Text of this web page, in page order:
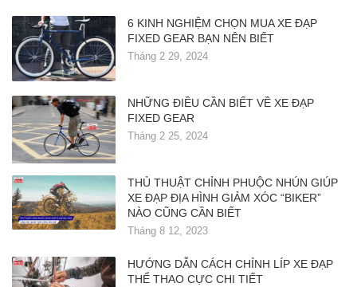
6 KINH NGHIỆM CHỌN MUA XE ĐẠP
FIXED GEAR BẠN NÊN BIẾT
Tháng 2 29, 2024
NHỮNG ĐIỀU CẦN BIẾT VỀ XE ĐẠP
FIXED GEAR
Tháng 2 25, 2024
THỦ THUẬT CHỈNH PHUỘC NHÚN GIÚP
XE ĐẠP ĐỊA HÌNH GIẢM XÓC “BIKER”
NÀO CŨNG CẦN BIẾT
Tháng 8 12, 2023
HƯỚNG DẪN CÁCH CHỈNH LÍP XE ĐẠP
THỂ THAO CỰC CHI TIẾT